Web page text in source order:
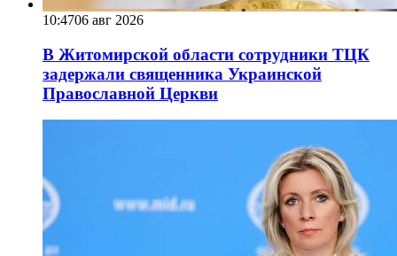
10:4706 авг 2026
В Житомирской области сотрудники ТЦК
задержали священника Украинской
Православной Церкви